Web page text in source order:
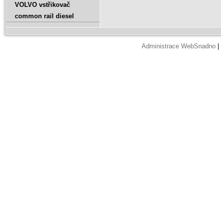
VOLVO vstřikovač
common rail diesel
Administrace WebSnadno|